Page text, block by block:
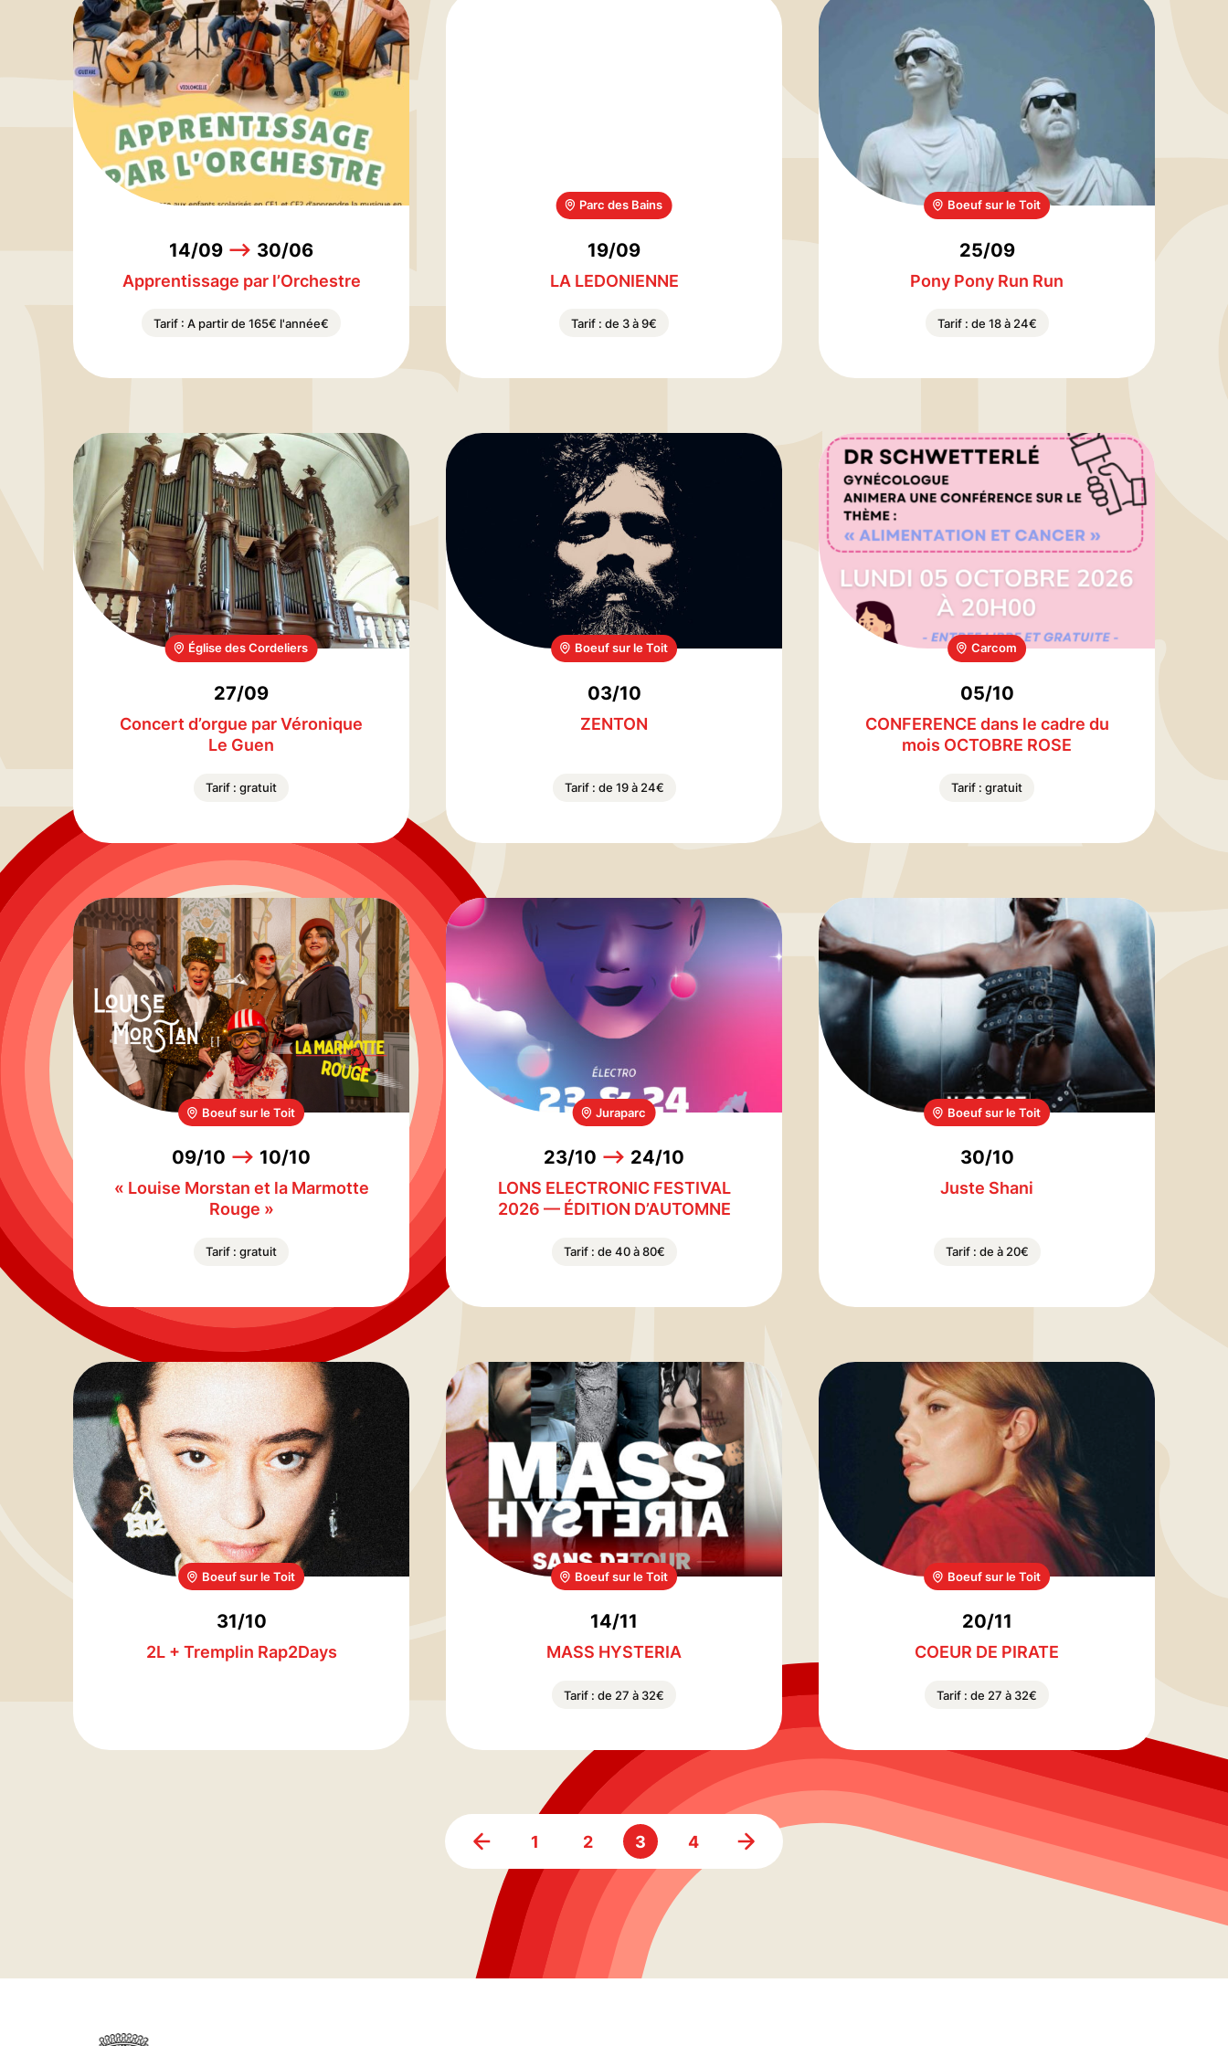
14/09 --> 30/06
Apprentissage par l’Orchestre
Tarif : A partir de 165€ l'année€
Parc des Bains
19/09
LA LEDONIENNE
Tarif : de 3 à 9€
Boeuf sur le Toit
25/09
Pony Pony Run Run
Tarif : de 18 à 24€
Église des Cordeliers
27/09
Concert d’orgue par Véronique
Le Guen
Tarif : gratuit
Boeuf sur le Toit
03/10
ZENTON
Tarif : de 19 à 24€
Carcom
05/10
CONFERENCE dans le cadre du
mois OCTOBRE ROSE
Tarif : gratuit
Boeuf sur le Toit
09/10 --> 10/10
« Louise Morstan et la Marmotte
Rouge »
Tarif : gratuit
Juraparc
23/10 --> 24/10
LONS ELECTRONIC FESTIVAL
2026 — ÉDITION D’AUTOMNE
Tarif : de 40 à 80€
Boeuf sur le Toit
30/10
Juste Shani
Tarif : de à 20€
Boeuf sur le Toit
31/10
2L + Tremplin Rap2Days
Boeuf sur le Toit
14/11
MASS HYSTERIA
Tarif : de 27 à 32€
Boeuf sur le Toit
20/11
COEUR DE PIRATE
Tarif : de 27 à 32€
1 2 3 4